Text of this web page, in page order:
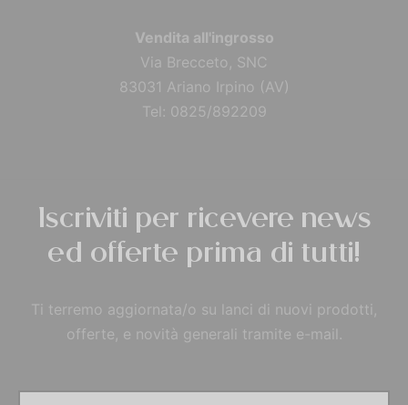
Vendita all'ingrosso
Via Brecceto, SNC
83031 Ariano Irpino (AV)
Tel: 0825/892209
Iscriviti per ricevere news
ed offerte prima di tutti!
Ti terremo aggiornata/o su lanci di nuovi prodotti,
offerte, e novità generali tramite e-mail.